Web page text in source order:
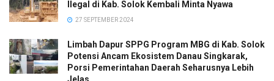
Ilegal di Kab. Solok Kembali Minta Nyawa
27 SEPTEMBER 2024
Limbah Dapur SPPG Program MBG di Kab. Solok
Potensi Ancam Ekosistem Danau Singkarak,
Porsi Pemerintahan Daerah Seharusnya Lebih